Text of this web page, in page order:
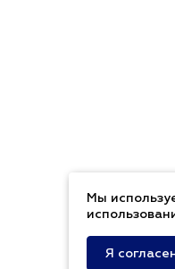
Мы
Я